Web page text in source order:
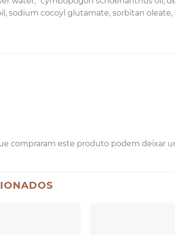
sodium cocoyl glutamate, sorbitan
compraram este produto podem deixar